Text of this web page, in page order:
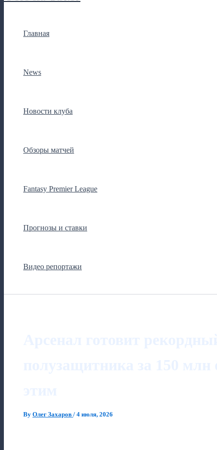
Главная
News
Новости клуба
Обзоры матчей
Fantasy Premier League
Прогнозы и ставки
Видео репортажи
By Олег Захаров / 4 июля, 2026